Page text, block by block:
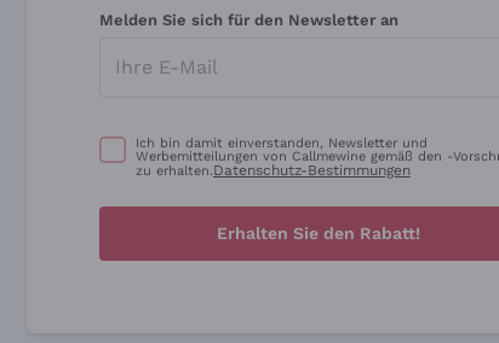
Melden Sie sich für den Newsletter an
Ich bin damit einverstanden, Newsletter und
Werbemitteilungen von Callmewine gemäß den -
zu erhalten.Datenschutz-Bestimmungen
Erhalten Sie den Rabatt!